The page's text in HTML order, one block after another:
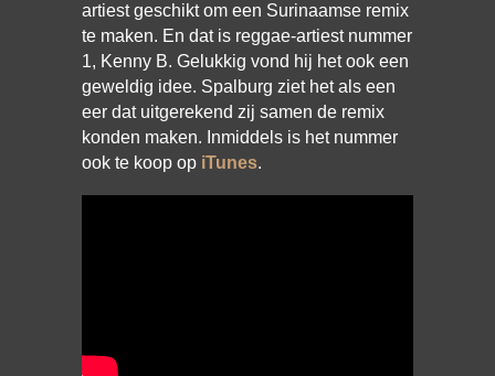
artiest geschikt om een Surinaamse remix
te maken. En dat is reggae-artiest nummer
1, Kenny B. Gelukkig vond hij het ook een
geweldig idee. Spalburg ziet het als een
eer dat uitgerekend zij samen de remix
konden maken. Inmiddels is het nummer
ook te koop op iTunes.